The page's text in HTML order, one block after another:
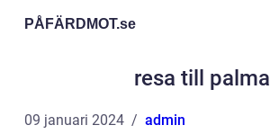
PÅFÄRDMOT.se
resa till palma
09 januari 2024 admin